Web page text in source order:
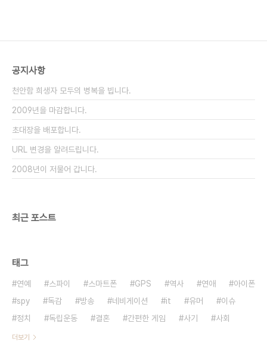
A-GPS를 오해하고 잘못 이해하고 설명하는 글들이
는데 데이터 통신료가 붇는 다는 이유로 업데이트를
..
공지사항
천안함 희생자 모두의 병복을 빕니다.
2009년을 마감합니다.
초대장을 배포합니다.
URL 변경을 알려드립니다.
2008년이 저물어 갑니다.
최근 포스트
태그
연예 스파이 스마트폰 GPS 역사 연애
아이폰
spy
독감 방송 네비게이션 it 유머
이슈
정치
독립운동 결혼 간편한 게임 사기 사회
더보기